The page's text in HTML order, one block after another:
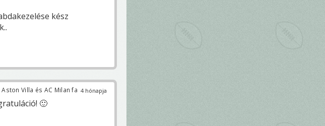
kész
4 hónapja
Villa és AC Milan fa
🙂